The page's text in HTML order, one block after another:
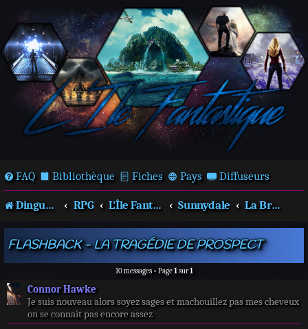
FAQ Bibliothèque Fiches Pays Diffuseurs
Dingues de séries télé ! RPG L'Île Fantastique Sunnydale La Brea Hill
FLASHBACK - LA TRAGÉDIE DE PROSPECT
10 messages • Page1sur1
Connor Hawke
Je suis nouveau alors soyez sages et machouillez pas mes cheveux
on se connait pas encore assez